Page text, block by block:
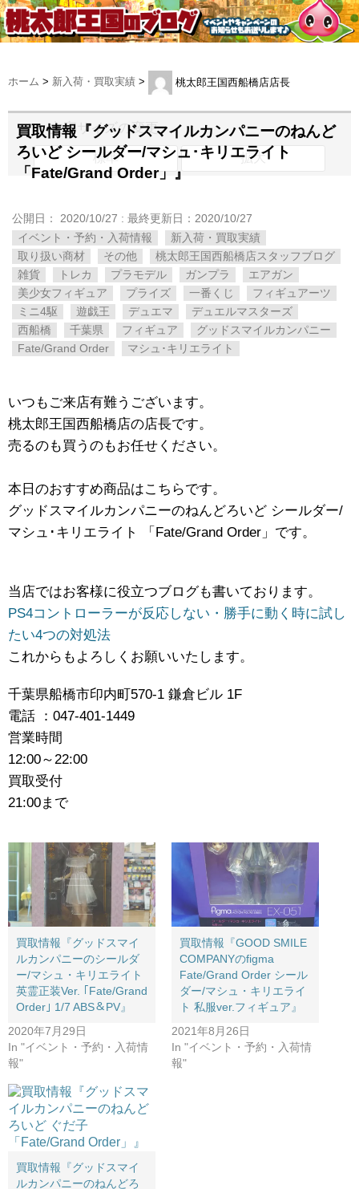
ホーム > 新入荷・買取実績 > 桃太郎王国西船橋店店長
文字サイズの変更
標準 拡大
買取情報『グッドスマイルカンパニーのねんど
ろいど ​シールダー/マシュ･キリエライト ​
「Fate/Grand ​Order」』
公開日： 2020/10/27 : 最終更新日：2020/10/27
イベント・予約・入荷情報
新入荷・買取実績
取り扱い商材
その他
桃太郎王国西船橋店スタッフブログ
雑貨
トレカ プラモデル ガンプラ
エアガン
美少女フィギュア
プライズ 一番くじ
フィギュアーツ
ミニ4駆
遊戯王 デュエマ
デュエルマスターズ
西船橋
千葉県 フィギュア
グッドスマイルカンパニー
Fate/Grand ​Order
マシュ･キリエライト
いつもご来店有難うございます。
桃太郎王国西船橋店の店長です。
売るのも買うのもお任せください。
本日のおすすめ商品はこちらです。
グッドスマイルカンパニーのねんどろいど ​シールダー/
マシュ･キリエライト ​「Fate/Grand ​Order」です。
当店ではお客様に役立つブログも書いております。
PS4コントローラーが反応しない・勝手に動く時に試し
たい4つの対処法
これからもよろしくお願いいたします。
千葉県船橋市印内町570-1 鎌倉ビル 1F
電話 ：047-401-1449
営業時間
12:00～22:00
買取受付
21:00まで
買取情報『グッドスマイ
ルカンパニーのシールダ
ー/マシュ・キリエライト
英霊正装Ver. ​｢Fate/Grand
​Order｣ ​1/7 ​ABS＆PV』
2020年7月29日
In "イベント・予約・入荷情
報"
買取情報『GOOD ​SMILE ​
COMPANYのfigma ​
Fate/Grand ​Order ​シール
ダー/マシュ・キリエライ
ト ​私服ver.フィギュア』
2021年8月26日
In "イベント・予約・入荷情
報"
買取情報『グッドスマイ
ルカンパニーのねんどろ